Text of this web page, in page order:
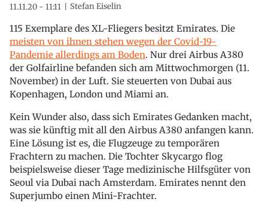
11.11.20 - 11:11 Stefan Eiselin
115 Exemplare des XL-Fliegers besitzt Emirates. Die
meisten von ihnen stehen wegen der Covid-19-
Pandemie allerdings am Boden. Nur drei Airbus A380
der Golfairline befanden sich am Mittwochmorgen (11.
November) in der Luft. Sie steuerten von Dubai aus
Kopenhagen, London und Miami an.
Kein Wunder also, dass sich Emirates Gedanken macht,
was sie künftig mit all den Airbus A380 anfangen kann.
Eine Lösung ist es, die Flugzeuge zu temporären
Frachtern zu machen. Die Tochter Skycargo flog
beispielsweise dieser Tage medizinische Hilfsgüter von
Seoul via Dubai nach Amsterdam. Emirates nennt den
Superjumbo einen Mini-Frachter.